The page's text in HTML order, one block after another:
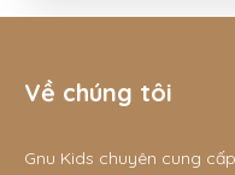
Về chúng tôi
Gnu Kids chuyên cung